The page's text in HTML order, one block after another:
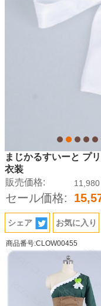
まじかるすいーと
衣装
販売価格:
11,980
セール価格:
シェア お気に入り
商品番号:CLOW00455